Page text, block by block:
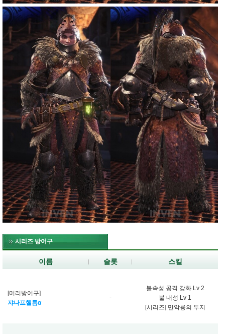
시리즈 방어구
이름 슬롯 스킬
[머리방어구]
쟈나프헬름α
-
불속성 공격 강화 Lv 2
불 내성 Lv 1
[시리즈] 만악룡의 투지